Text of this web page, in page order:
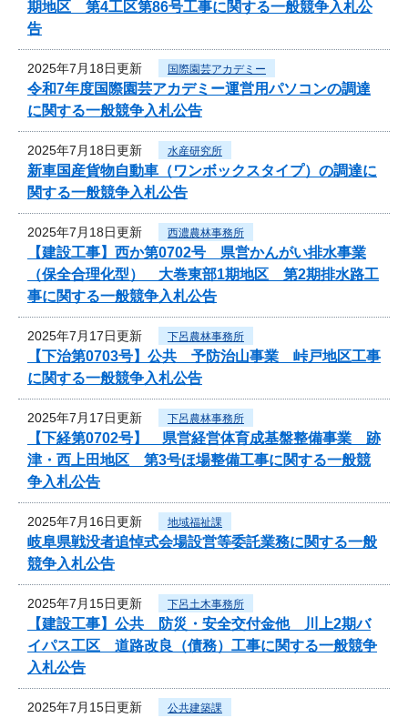
期地区 第4工区第86号工事に関する一般競争入札公
告
2025年7月18日更新 国際園芸アカデミー
令和7年度国際園芸アカデミー運営用パソコンの調達
に関する一般競争入札公告
2025年7月18日更新 水産研究所
新車国産貨物自動車（ワンボックスタイプ）の調達に
関する一般競争入札公告
2025年7月18日更新 西濃農林事務所
【建設工事】西か第0702号 県営かんがい排水事業
（保全合理化型） 大巻東部1期地区 第2期排水路工
事に関する一般競争入札公告
2025年7月17日更新 下呂農林事務所
【下治第0703号】公共 予防治山事業 峠戸地区工事
に関する一般競争入札公告
2025年7月17日更新 下呂農林事務所
【下経第0702号】 県営経営体育成基盤整備事業 跡
津・西上田地区 第3号ほ場整備工事に関する一般競
争入札公告
2025年7月16日更新 地域福祉課
岐阜県戦没者追悼式会場設営等委託業務に関する一般
競争入札公告
2025年7月15日更新 下呂土木事務所
【建設工事】公共 防災・安全交付金他 川上2期バ
イパス工区 道路改良（債務）工事に関する一般競争
入札公告
2025年7月15日更新 公共建築課